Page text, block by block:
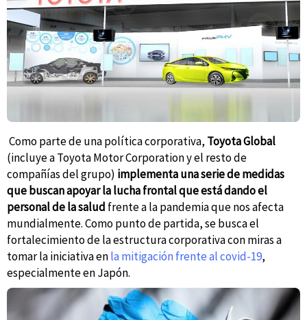
Como parte de una política corporativa, Toyota Global
(incluye a Toyota Motor Corporation y el resto de
compañías del grupo) implementa una serie de medidas
que buscan apoyar la luchafrontal que está dando el
personal de la salud frentea la pandemiaque nos afecta
mundialmente. Como punto de partida, se busca el
fortalecimiento de la estructura corporativa con miras a
tomar la iniciativa enla mitigación frente al covid-19,
especialmente en Japón.